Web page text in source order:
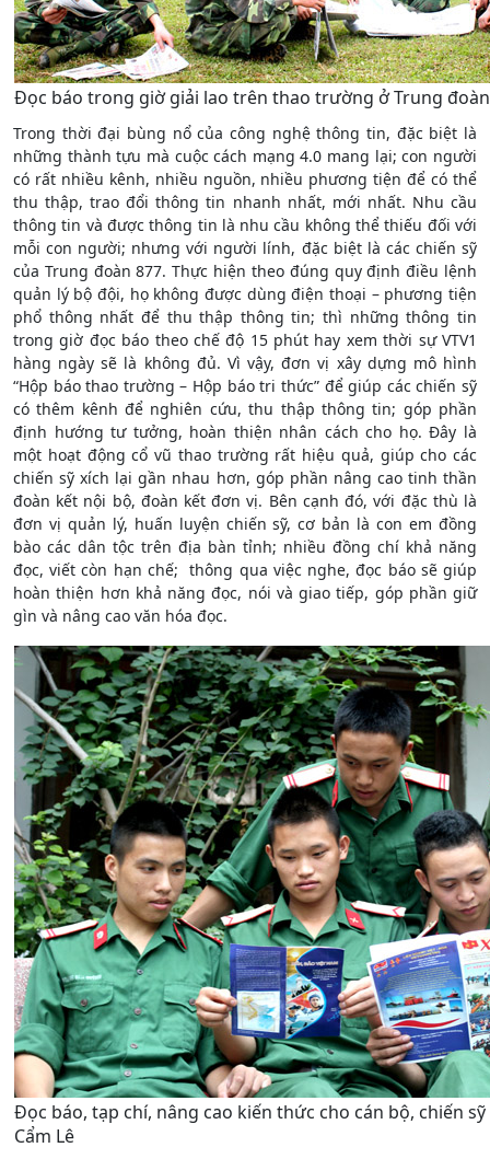
Đọc báo trong giờ giải lao trên thao trường ở Trung đoàn
Trong thời đại bùng nổ của công nghệ thông tin, đặc biệt là
những thành tựu mà cuộc cách mạng 4.0 mang lại; con người
có rất nhiều kênh, nhiều nguồn, nhiều phương tiện để có thể
thu thập, trao đổi thông tin nhanh nhất, mới nhất. Nhu cầu
thông tin và được thông tin là nhu cầu không thể thiếu đối với
mỗi con người; nhưng với người lính, đặc biệt là các chiến sỹ
của Trung đoàn 877. Thực hiện theo đúng quy định điều lệnh
quản lý bộ đội, họ không được dùng điện thoại – phương tiện
phổ thông nhất để thu thập thông tin; thì những thông tin
trong giờ đọc báo theo chế độ 15 phút hay xem thời sự VTV1
hàng ngày sẽ là không đủ. Vì vậy, đơn vị xây dựng mô hình
“Hộp báo thao trường – Hộp báo tri thức” để giúp các chiến sỹ
có thêm kênh để nghiên cứu, thu thập thông tin; góp phần
định hướng tư tưởng, hoàn thiện nhân cách cho họ. Đây là
một hoạt động cổ vũ thao trường rất hiệu quả, giúp cho các
chiến sỹ xích lại gần nhau hơn, góp phần nâng cao tinh thần
đoàn kết nội bộ, đoàn kết đơn vị. Bên cạnh đó, với đặc thù là
đơn vị quản lý, huấn luyện chiến sỹ, cơ bản là con em đồng
bào các dân tộc trên địa bàn tỉnh; nhiều đồng chí khả năng
đọc, viết còn hạn chế; thông qua việc nghe, đọc báo sẽ giúp
hoàn thiện hơn khả năng đọc, nói và giao tiếp, góp phần giữ
gìn và nâng cao văn hóa đọc.
Đọc báo, tạp chí, nâng cao kiến thức cho cán bộ, chiến
Cẩm Lê